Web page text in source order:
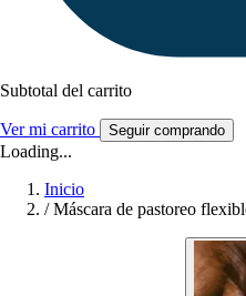
Subtotal del carrito
Ver mi carrito Seguir comprando
Loading...
Inicio
/ Máscara de pastoreo